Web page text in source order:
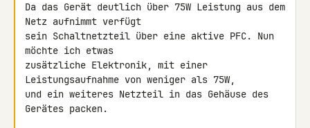
Da das Gerät deutlich über 75W Leistung aus dem
Netz aufnimmt verfügt
sein Schaltnetzteil über eine aktive PFC. Nun
möchte ich etwas
zusätzliche Elektronik, mit einer
Leistungsaufnahme von weniger als 75W,
und ein weiteres Netzteil in das Gehäuse des
Gerätes packen.